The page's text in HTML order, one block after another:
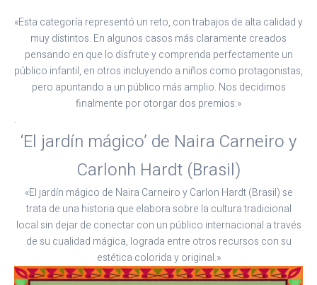
«Esta categoría representó un reto, con trabajos de alta calidad y
muy distintos. En algunos casos más claramente creados
pensando en que lo disfrute y comprenda perfectamente un
público infantil, en otros incluyendo a niños como protagonistas,
pero apuntando a un público más amplio. Nos decidimos
finalmente por otorgar dos premios:»
.
‘El jardín mágico’ de Naira Carneiro y
Carlonh Hardt (Brasil)
«El jardín mágico de Naira Carneiro y Carlon Hardt (Brasil) se
trata de una historia que elabora sobre la cultura tradicional
local sin dejar de conectar con un público internacional a través
de su cualidad mágica, lograda entre otros recursos con su
estética colorida y original.»